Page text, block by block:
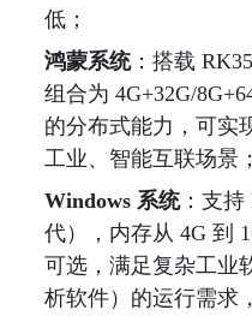
低；
鸿蒙系统：搭载
组合为 4G+32G/
的分布式能力，可实
工业、智能互联场景；
Windows 系统：支持
代），内存从 4G 到
可选，满足复杂工业
析软件）的运行需求